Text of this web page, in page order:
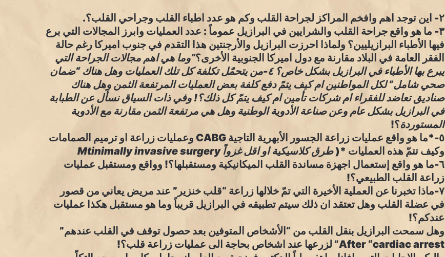
٢- اين توجد اهم وافخم المراكز لجراحة القلب وكم هو عدد اطباء القلب وجراحي القلب؟.
٣- ما هو واقع جراحة القلب والشرايين في البرازيل عموماً : عدد العمليات وابرز المجالات التي برع
فيها الأطباء البرازيليين؟ ولماذا احرزت البرازيل والأرجنتين هذا التقدم في جنوب اميركا رغم حالة
الفقر العامة في البلاد مقارنة مع دول اميركا الجنوبية الأخرى؟“وما هي اهم مجالات الجراحة التي
يبرع بها الأطباء في البرازيل بشكل خاص؟ ٤-من يتحمّل تكلفة كل تلك العمليات وهل هناك “ضمان
صحي شامل” لكل المواطنين ام كيف يتمً دفع كلفة بعض العمليات المرتفعة الثمن وهل هناك
صناديق تعاضد للفقراء ام شركات تأمين ام كيف يتمّ كل ذلك؟! وفي ذات السياق نسأل عن الطبابة
في البرازيل بشكل عام وعن صناعة الأدوية الوطنية وهل هي مرتفعة الثمن مقارنة مع الأدوية
المستوردة؟!
٥-*ما هو واقع عمليات زراعة الجسور الأبهرية التاجية CABG وعمليات زراعة او ترميم الصمامات
وكيف تتمّ هذه العمليات *(طرق كلاسيكية او اقل غزواً Mtinimally invasive surgery
٦-ما هو واقع إستعمال اجهزة مساندة القلب الميكانيكية ومستقبلها؟! وواقع ومستقبل عمليات
زراعة القلب الطبيعي؟!
٧-ماذا تخبرنا عن العملية الأخيرة التي تمّ خلالها زراعة “قلب خنزير” عند مريض يعاني من قصور
في عضلة القلب وهل تعتقد ان ذلك سيتم تطبيقه في البرازيل قريباً وما هو مستقبل هكذا عمليات
عندكم؟!
وهل سمحت البرازيل بنقل القلب من “الأشخاص المتوفين بعد حصول توقف في القلب عندهم”
After “cardiac arrest” لزرعها عند اشخاص بحاجة الى عمليات زراعة قلب؟!